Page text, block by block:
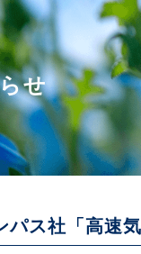
せ
パス社「高速